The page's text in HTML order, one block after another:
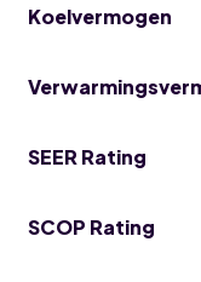
Koelvermogen
SEER Rating
SCOP Rating